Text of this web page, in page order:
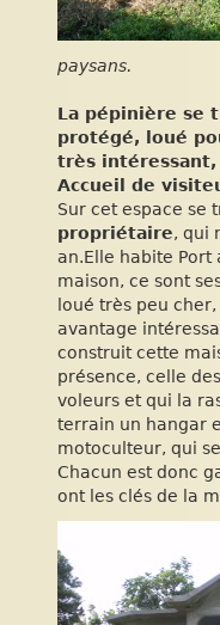
paysans.
La pépinière se
protégé, loué
très intéressant,
Accueil de
Sur cet espace se
propriétaire, qui
an.Elle habite
maison, ce sont
loué très peu
avantage
construit cette
présence, celle
voleurs et qui la
terrain un hangar
motoculteur, qui
Chacun est donc
ont les clés de la